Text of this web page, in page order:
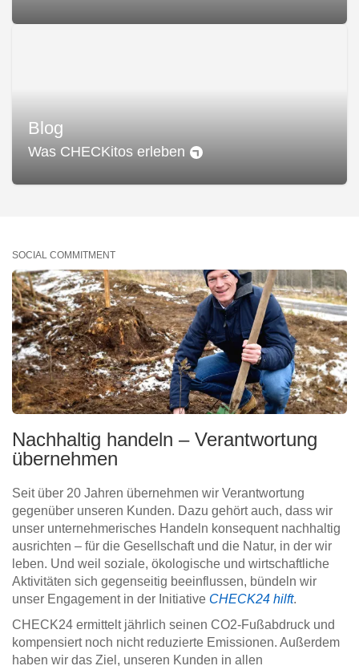
Blog
Was CHECKitos erleben
SOCIAL COMMITMENT
Nachhaltig handeln – Verantwortung
übernehmen
Seit über 20 Jahren übernehmen wir Verantwortung
gegenüber unseren Kunden. Dazu gehört auch, dass wir
unser unternehmerisches Handeln konsequent nachhaltig
ausrichten – für die Gesellschaft und die Natur, in der wir
leben. Und weil soziale, ökologische und wirtschaftliche
Aktivitäten sich gegenseitig beeinflussen, bündeln wir
unser Engagement in der Initiative CHECK24 hilft.
CHECK24 ermittelt jährlich seinen CO2-Fußabdruck und
kompensiert noch nicht reduzierte Emissionen. Außerdem
haben wir das Ziel, unseren Kunden in allen